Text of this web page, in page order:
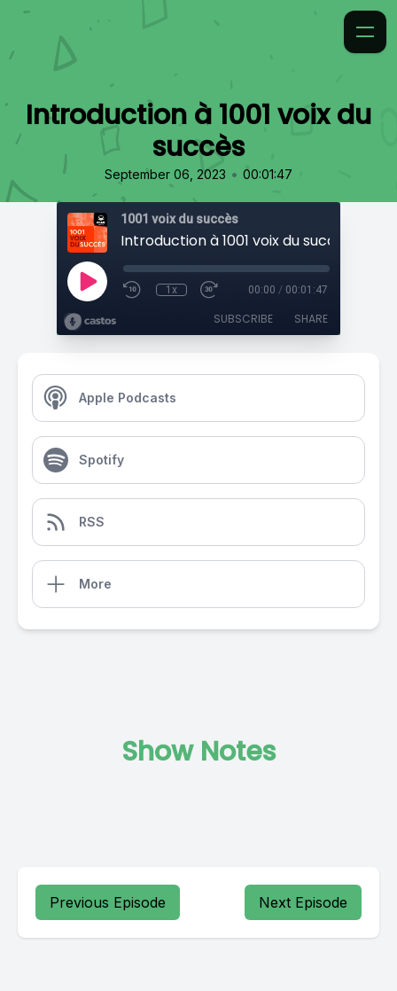
Introduction à 1001 voix du
succès
September 06, 2023 • 00:01:47
1001 voix du succès
Introduction à 1001 voix du succès
1x 00:00 / 00:01:47
SUBSCRIBE SHARE
Apple Podcasts
Spotify
RSS
More
Show Notes
Previous Episode Next Episode